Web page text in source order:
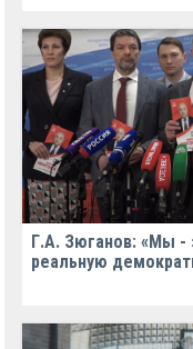
Г.А. Зюганов: «Мы -
реальную